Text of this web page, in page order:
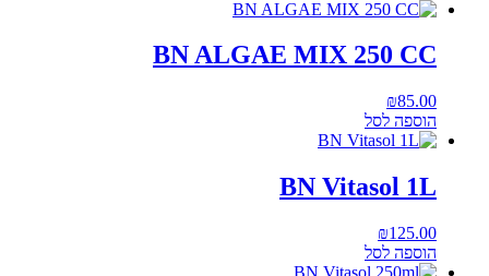
BN ALGAE MIX 250 CC
₪85.00
הוספה לסל
BN Vitasol 1L
₪125.00
הוספה לסל